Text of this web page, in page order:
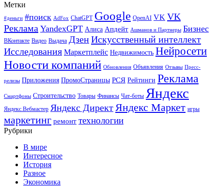
Метки
#деньги #поиск AdFox ChatGPT Google OpenAI VK VK
Реклама YandexGPT Алиса Апдейт Ашманов и Партнеры Бизнес
ВКонтакте Видео Выдача ДзенИскусственный интеллект
Исследования Маркетплейс Недвижимость Нейросети
Новости компаний Обновления Объявления Отзывы Пресс-
релизы Приложения ПромоСтраницы РСЯ Рейтинги Реклама
Смартфоны Строительство Товары Финансы Чат-боты Яндекс
Яндекс.Вебмастер Яндекс ДиректЯндекс Маркет игры
маркетинг ремонт технологии
Рубрики
В мире
Интересное
История
Разное
Экономика